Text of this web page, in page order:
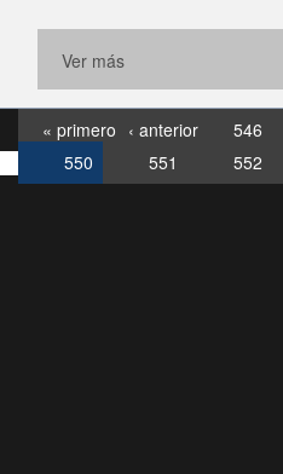
Ver más
« primero ‹ anterior 546
550
551 552